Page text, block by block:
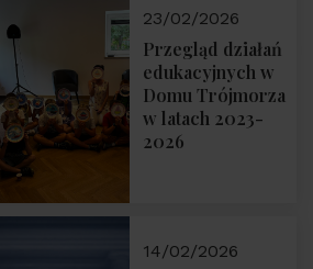
Rozmawiają red.
Grzegorz Górny i
prof. Michał
Łuczewski
23/02/2026
Przegląd działań
edukacyjnych w
Domu Trójmorza
w latach 2023-
2026
14/02/2026